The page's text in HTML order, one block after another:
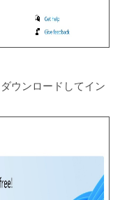
ウンロードしてイン